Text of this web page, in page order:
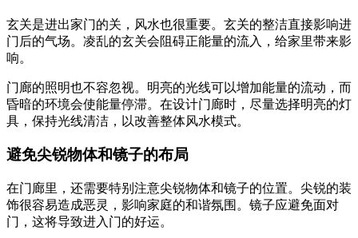
玄关是进出家门的关，风水也很重要。玄关的整洁直接影响进
门后的气场。凌乱的玄关会阻碍正能量的流入，给家里带来影
响。
门廊的照明也不容忽视。明亮的光线可以增加能量的流动，而
昏暗的环境会使能量停滞。在设计门廊时，尽量选择明亮的灯
具，保持光线清洁，以改善整体风水模式。
避免尖锐物体和镜子的布局
在门廊里，还需要特别注意尖锐物体和镜子的位置。尖锐的装
饰很容易造成恶灵，影响家庭的和谐氛围。镜子应避免面对
门，这将导致进入门的好运。